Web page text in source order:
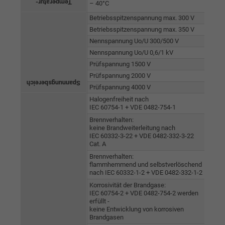
Name _gid, Google Analytics
Google LLC
1 Tag
Zweck
Cookie von Google für Website-Analysen.
Erzeugt statistische Daten darüber, wie der
Besucher die Website nutzt.
_gat_UA-4852692-1, Google Analytics
Google LLC
1 Minute
Cookie von Google für Website-Analysen.
Erzeugt statistische Daten darüber, wie der
Temperatur- – 40°C
Spannungsbereich
Betriebsspitzenspannung max. 300 V
Betriebsspitzenspannung max. 350 V
Nennspannung Uo/U 300/500 V
Nennspannung Uo/U 0,6/1 kV
Prüfspannung 1500 V
Prüfspannung 2000 V
Prüfspannung 4000 V
Halogenfreiheit nach
IEC 60754-1 + VDE 0482-754-1
Brennverhalten:
keine Brandweiterleitung nach
IEC 60332-3-22 + VDE 0482-332-3-22
Cat. A
Brennverhalten:
flammhemmend und selbstverlöschend
nach IEC 60332-1-2 + VDE 0482-332-1-2
Korrosivität der Brandgase:
IEC 60754-2 + VDE 0482-754-2 werden
erfüllt -
keine Entwicklung von korrosiven
Brandgasen